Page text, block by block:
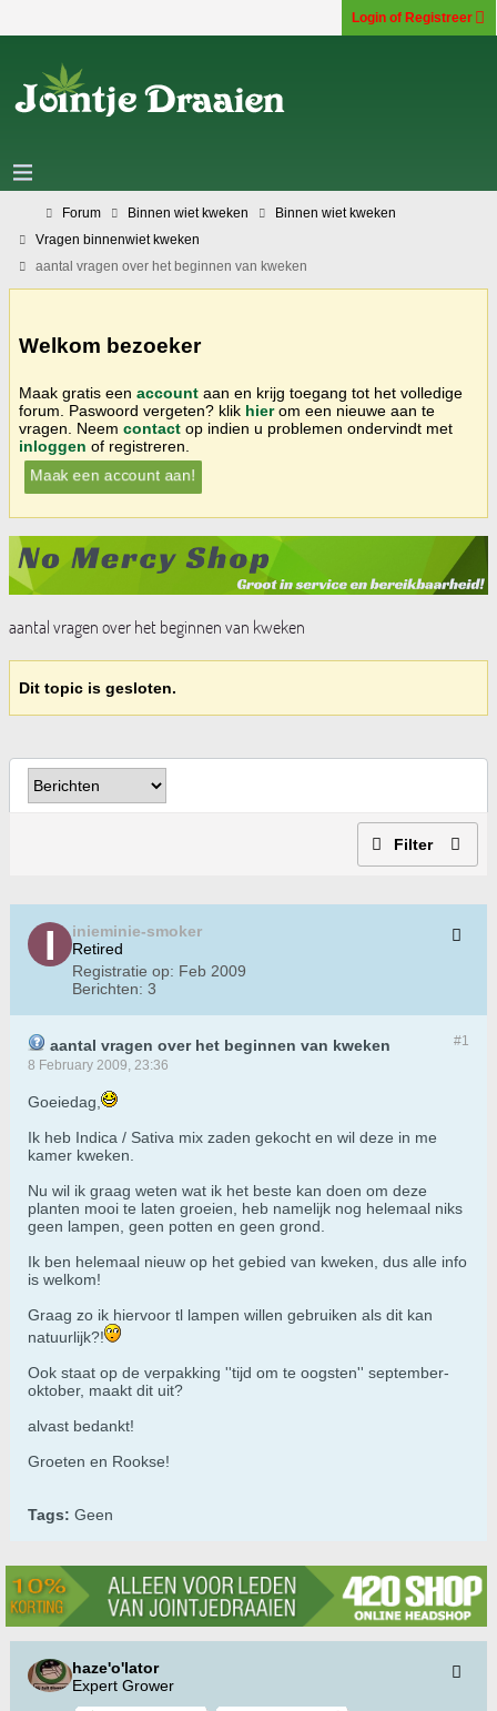
Login of Registreer
Forum Binnen wiet kweken
Binnen wiet kweken
Vragen binnenwiet kweken
aantal vragen over het beginnen van kweken
Welkom bezoeker
Maak gratis een account aan en krijg toegang tot het volledige
forum. Paswoord vergeten? klik hierom een nieuwe aan te
vragen. Neem contact op indien u problemen ondervindt met
inloggen of registreren.
Maak een account aan!
aantal vragen over het beginnen van kweken
Dit topic is gesloten.
Filter
inieminie-smoker
Retired
Registratie op: Feb 2009
Berichten: 3
#1
aantal vragen over het beginnen van kweken
8 February 2009, 23:36
Goeiedag,
Ik heb Indica / Sativa mix zaden gekocht en wil deze in me
kamer kweken.
Nu wil ik graag weten wat ik het beste kan doen om deze
planten mooi te laten groeien, heb namelijk nog helemaal niks
geen lampen, geen potten en geen grond.
Ik ben helemaal nieuw op het gebied van kweken, dus alle info
is welkom!
Graag zo ik hiervoor tl lampen willen gebruiken als dit kan
natuurlijk?!
Ook staat op de verpakking ''tijd om te oogsten'' september-
oktober, maakt dit uit?
alvast bedankt!
Groeten en Rookse!
Tags: Geen
haze'o'lator
Expert Grower